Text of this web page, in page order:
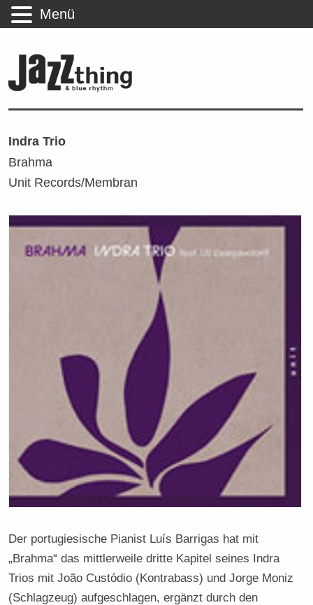
Indra Trio
Brahma
Unit Records/Membran
Der portugiesische Pianist Luís Barrigas hat mit
„Brahma“ das mittlerweile dritte Kapitel seines Indra
Trios mit João Custódio (Kontrabass) und Jorge Moniz
(Schlagzeug) aufgeschlagen, ergänzt durch den
Menü